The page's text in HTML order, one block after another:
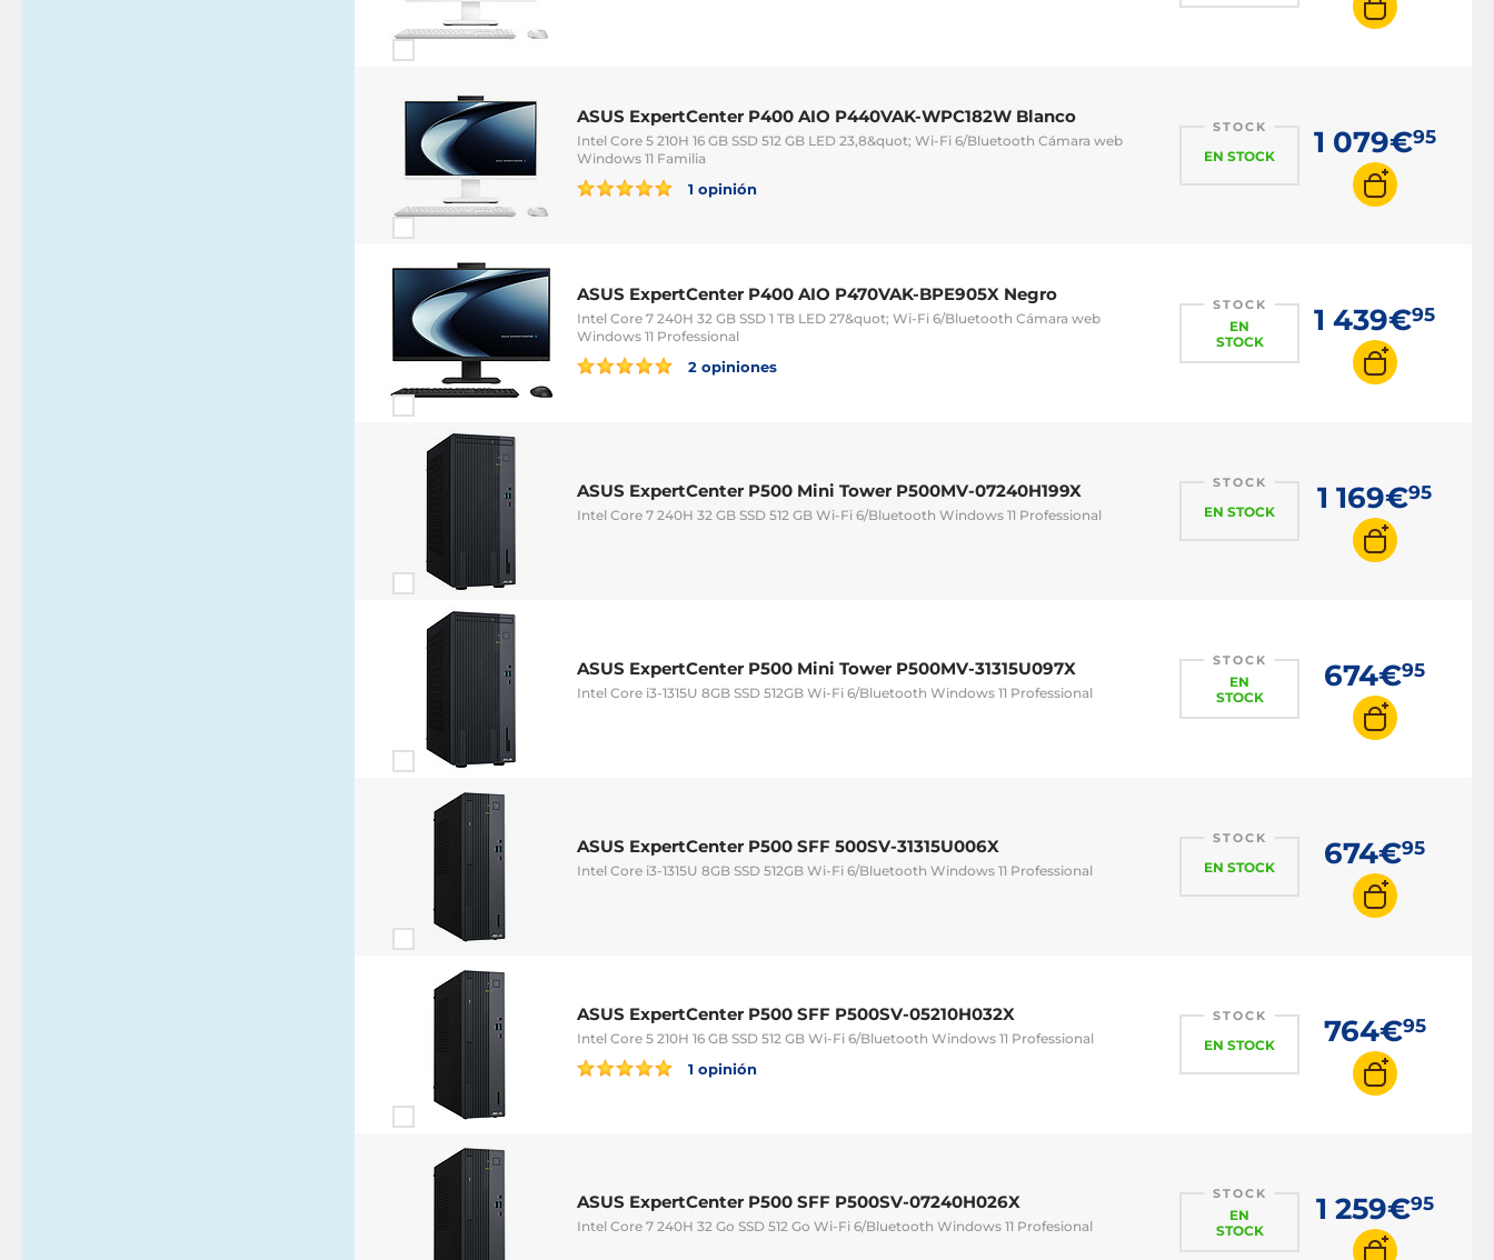
ASUS ExpertCenter P400 AIO P440VAK-WPC182W Blanco
Intel Core 5 210H 16 GB SSD 512 GB LED 23,8&quot; Wi-Fi 6/Bluetooth Cámara web
Windows 11 Familia
1 opinión
STOCK
EN STOCK 1 079€95
ASUS ExpertCenter P400 AIO P470VAK-BPE905X Negro
Intel Core 7 240H 32 GB SSD 1 TB LED 27&quot; Wi-Fi 6/Bluetooth Cámara web
Windows 11 Professional
2 opiniones
STOCK
EN
STOCK
1 439€95
ASUS ExpertCenter P500 Mini Tower P500MV-07240H199X
Intel Core 7 240H 32 GB SSD 512 GB Wi-Fi 6/Bluetooth Windows 11 Professional
STOCK
EN STOCK 1 169€95
ASUS ExpertCenter P500 Mini Tower P500MV-31315U097X
Intel Core i3-1315U 8GB SSD 512GB Wi-Fi 6/Bluetooth Windows 11 Professional
STOCK
EN
STOCK
674€95
ASUS ExpertCenter P500 SFF 500SV-31315U006X
Intel Core i3-1315U 8GB SSD 512GB Wi-Fi 6/Bluetooth Windows 11 Professional
STOCK
EN STOCK 674€95
ASUS ExpertCenter P500 SFF P500SV-05210H032X
Intel Core 5 210H 16 GB SSD 512 GB Wi-Fi 6/Bluetooth Windows 11 Professional
1 opinión
STOCK
EN STOCK 764€95
ASUS ExpertCenter P500 SFF P500SV-07240H026X
Intel Core 7 240H 32 Go SSD 512 Go Wi-Fi 6/Bluetooth Windows 11 Profesional
STOCK
EN
STOCK
1 259€95